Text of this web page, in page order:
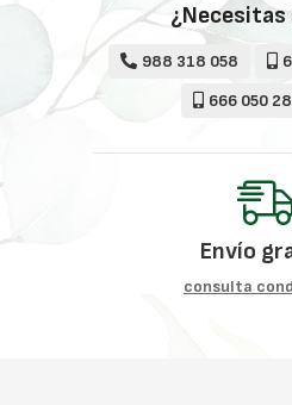
¿Necesitas
988 318 058
666 050
Envío
consulta